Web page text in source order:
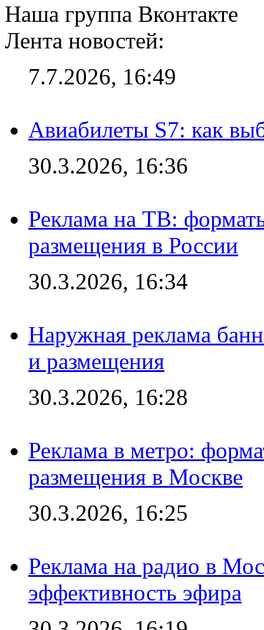
Наша группа Вконтакте
Лента новостей:
7.7.2026, 16:49
Авиабилеты S7: как
30.3.2026, 16:36
Реклама на ТВ:
размещения в России
30.3.2026, 16:34
Наружная реклама
и размещения
30.3.2026, 16:28
Реклама в метро:
размещения в Москве
30.3.2026, 16:25
Реклама на радио в
эффективность эфира